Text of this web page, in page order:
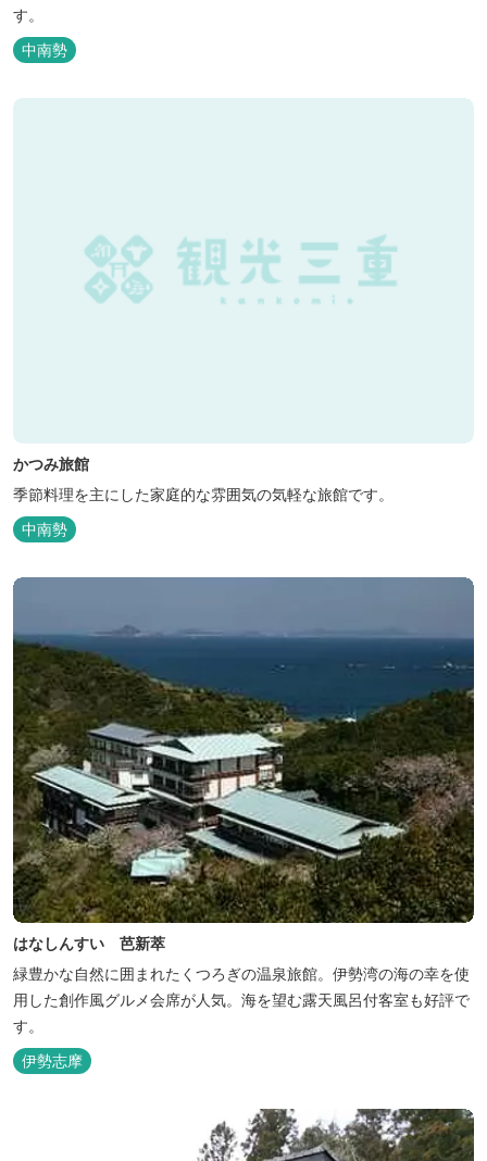
す。
中南勢
かつみ旅館
季節料理を主にした家庭的な雰囲気の気軽な旅館です。
中南勢
はなしんすい 芭新萃
緑豊かな自然に囲まれたくつろぎの温泉旅館。伊勢湾の海の幸を使
用した創作風グルメ会席が人気。海を望む露天風呂付客室も好評で
す。
伊勢志摩